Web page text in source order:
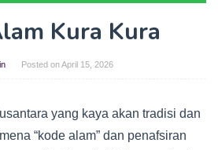
Kura Kura
Posted onApril 15, 2026
yang kaya akan tradisi dan
“kode alam” dan penafsiran